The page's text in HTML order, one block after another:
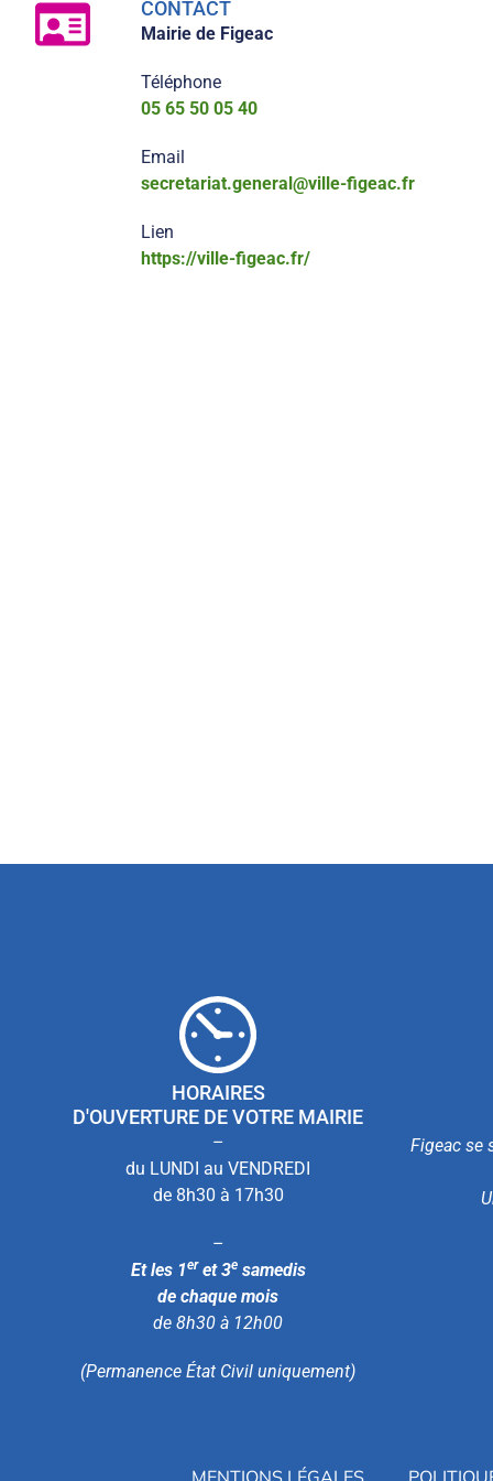
CONTACT
Mairie de Figeac
Téléphone
05 65 50 05 40
Email
secretariat.general@ville-figeac.fr
Lien
https://ville-figeac.fr/
HORAIRES
D'OUVERTURE DE VOTRE MAIRIE
–
du LUNDI au VENDREDI
de 8h30 à 17h30
–
Et les 1eret 3esamedis
de chaque mois
de 8h30 à 12h00
(Permanence État Civil uniquement)
Figeac se
MENTIONS LÉGALES